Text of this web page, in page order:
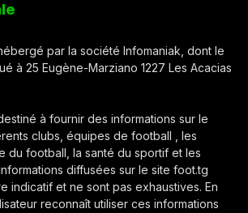
par la société Infomaniak, dont le
à 25 Eugène-Marziano 1227 Les Acacias
à fournir des informations sur le
clubs, équipes de football , les
du football, la santé du sportif et les
diffusées sur le site foot.tg
indicatif et ne sont pas exhaustives. En
reconnaît utiliser ces informations